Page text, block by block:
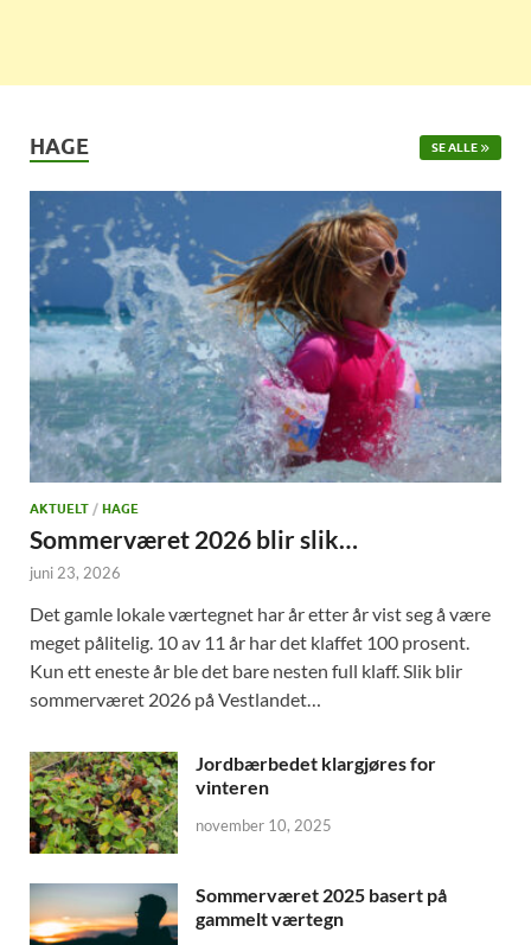
HAGE SE ALLE
AKTUELT / HAGE
Sommerværet 2026 blir slik…
juni 23, 2026
Det gamle lokale værtegnet har år etter år vist seg å være
meget pålitelig. 10 av 11 år har det klaffet 100 prosent.
Kun ett eneste år ble det bare nesten full klaff. Slik blir
sommerværet 2026 på Vestlandet…
Jordbærbedet klargjøres for
vinteren
november 10, 2025
Sommerværet 2025 basert på
gammelt værtegn